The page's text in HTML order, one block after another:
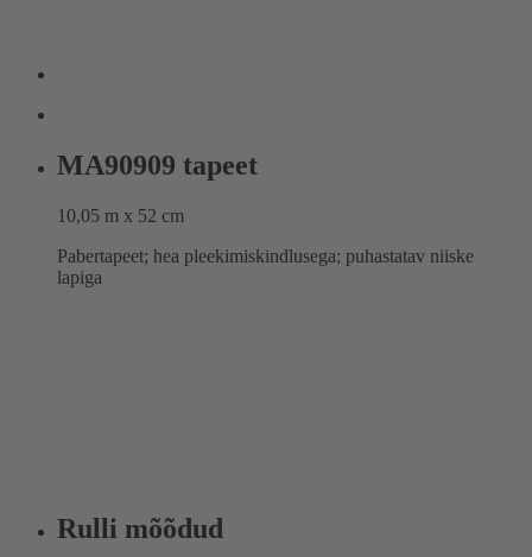
MA90909 tapeet
10,05 m x 52 cm
Pabertapeet; hea pleekimiskindlusega; puhastatav niiske
lapiga
Rulli mõõdud